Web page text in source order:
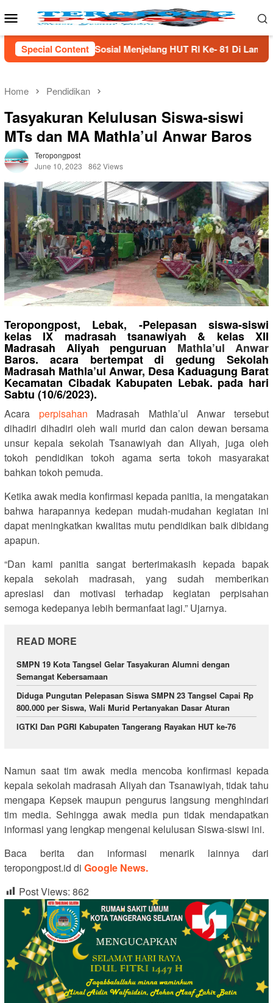
to
Mobile
Menu
Special Content
Menjelang HUT Rl Ke- 81 Di Lampung Selatan
Home Pendidikan
Tasyakuran Kelulusan Siswa-siswi
MTs dan MA Mathla’ul Anwar Baros
Teropongpost
June 10, 2023
862 Views
Teropongpost, Lebak, -Pelepasan siswa-siswi
kelas IX madrasah tsanawiyah & kelas XII
Madrasah Aliyah penguruan Mathla’ul Anwar
Baros. acara bertempat di gedung Sekolah
Madrasah Mathla’ul Anwar, Desa Kaduagung Barat
Kecamatan Cibadak Kabupaten Lebak. pada hari
Sabtu (10/6/2023).
Acara perpisahan Madrasah Mathla’ul Anwar tersebut
dihadiri dihadiri oleh wali murid dan calon dewan bersama
unsur kepala sekolah Tsanawiyah dan Aliyah, juga oleh
tokoh pendidikan tokoh agama serta tokoh masyarakat
bahkan tokoh pemuda.
Ketika awak media konfirmasi kepada panitia, ia mengatakan
bahwa harapannya kedepan mudah-mudahan kegiatan ini
dapat meningkatkan kwalitas mutu pendidikan baik dibidang
apapun.
“Dan kami panitia sangat berterimakasih kepada bapak
kepala sekolah madrasah, yang sudah memberikan
apresiasi dan motivasi terhadap kegiatan perpisahan
semoga kedepanya lebih bermanfaat lagi.” Ujarnya.
READ MORE
SMPN 19 Kota Tangsel Gelar Tasyakuran Alumni dengan
Semangat Kebersamaan
Diduga Pungutan Pelepasan Siswa SMPN 23 Tangsel Capai Rp
800.000 per Siswa, Wali Murid Pertanyakan Dasar Aturan
IGTKI Dan PGRI Kabupaten Tangerang Rayakan HUT ke-76
Namun saat tim awak media mencoba konfirmasi kepada
kepala sekolah madrasah Aliyah dan Tsanawiyah, tidak tahu
mengapa Kepsek maupun pengurus langsung menghindari
tim media. Sehingga awak media pun tidak mendapatkan
informasi yang lengkap mengenai kelulusan Siswa-siswi ini.
Baca berita dan informasi menarik lainnya dari
teropongpost.id di Google News.
Post Views: 862